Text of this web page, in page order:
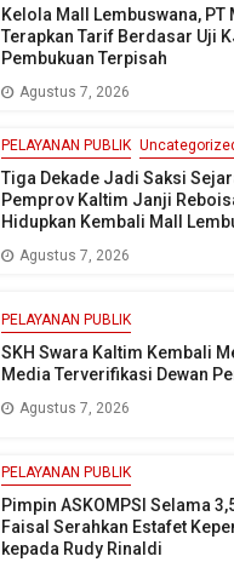
Kelola Mall Lembuswana, PT
Terapkan Tarif Berdasar Uji
Pembukuan Terpisah
Agustus 7, 2026
PELAYANAN PUBLIK
Tiga Dekade Jadi Saksi
Pemprov Kaltim Janji
Hidupkan Kembali Mall
Agustus 7, 2026
PELAYANAN PUBLIK
SKH Swara Kaltim Kembali
Media Terverifikasi Dewan
Agustus 7, 2026
PELAYANAN PUBLIK
Pimpin ASKOMPSI Selama
Faisal Serahkan Estafet
kepada Rudy Rinaldi